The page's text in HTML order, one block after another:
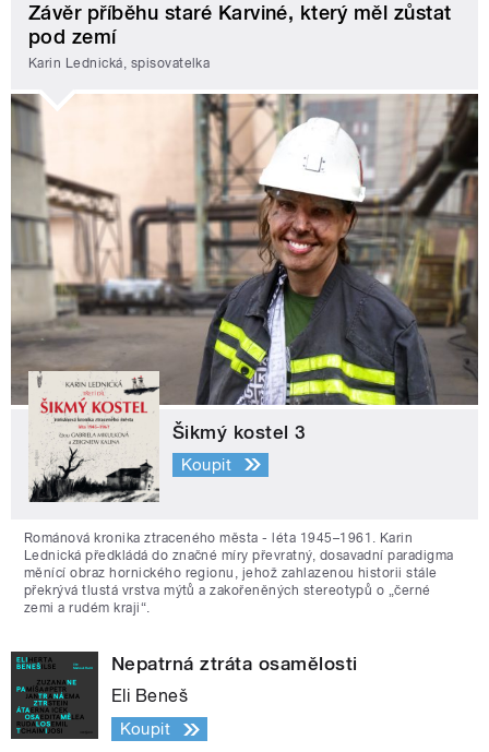
Závěr příběhu staré Karviné, který měl zůstat
pod zemí
Karin Lednická, spisovatelka
Šikmý kostel 3
Koupit
Románová kronika ztraceného města - léta 1945–1961. Karin
Lednická předkládá do značné míry převratný, dosavadní paradigma
měnící obraz hornického regionu, jehož zahlazenou historii stále
překrývá tlustá vrstva mýtů a zakořeněných stereotypů o „černé
zemi a rudém kraji“.
Nepatrná ztráta osamělosti
Eli Beneš
Koupit